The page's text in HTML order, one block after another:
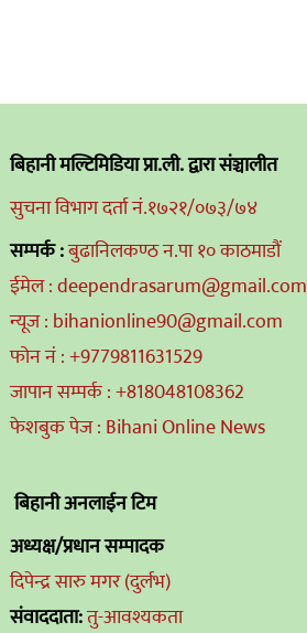
बिहानी मल्टिमिडिया प्रा.ली. द्वारा संञ्चालीत
सुचना विभाग दर्ता नं.१७२१/०७३/७४
सम्पर्क :बुढानिलकण्ठ न.पा १० काठमाडौं
ईमेल : deependrasarum@gmail.com
न्यूज : bihanionline90@gmail.com
फोन नं : +9779811631529
जापान सम्पर्क : +818048108362
फेशबुक पेज : Bihani Online News
बिहानी अनलाईन टिम
अध्यक्ष/प्रधान सम्पादक
दिपेन्द्र सारु मगर (दुर्लभ)
संवाददाता:तु-आवश्यकता